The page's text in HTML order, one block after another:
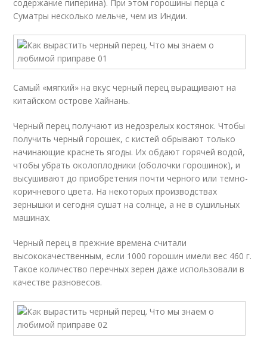
содержание пиперина). При этом горошины перца с
Суматры несколько мельче, чем из Индии.
Самый «мягкий» на вкус черный перец выращивают на
китайском острове Хайнань.
Черный перец получают из недозрелых костянок. Чтобы
получить черный горошек, с кистей обрывают только
начинающие краснеть ягоды. Их обдают горячей водой,
чтобы убрать околоплодники (оболочки горошинок), и
высушивают до приобретения почти черного или темно-
коричневого цвета. На некоторых производствах
зернышки и сегодня сушат на солнце, а не в сушильных
машинах.
Черный перец в прежние времена считали
высококачественным, если 1000 горошин имели вес 460 г.
Такое количество перечных зерен даже использовали в
качестве разновесов.